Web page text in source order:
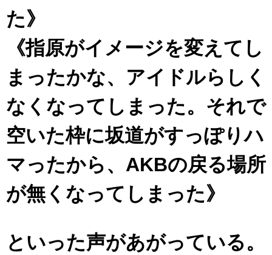
た》
《指原がイメージを変えてし
まったかな、アイドルらしく
なくなってしまった。それで
空いた枠に坂道がすっぽりハ
マったから、AKBの戻る場所
が無くなってしまった》
といった声があがっている。